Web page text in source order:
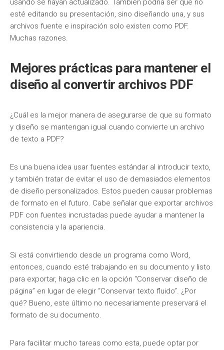
usando se hayan actualizado. También podría ser que no
esté editando su presentación, sino diseñando una, y sus
archivos fuente e inspiración solo existen como PDF.
Muchas razones.
Mejores prácticas para mantener el
diseño al convertir archivos PDF
¿Cuál es la mejor manera de asegurarse de que su formato
y diseño se mantengan igual cuando convierte un archivo
de texto a PDF?
Es una buena idea usar fuentes estándar al introducir texto,
y también tratar de evitar el uso de demasiados elementos
de diseño personalizados. Estos pueden causar problemas
de formato en el futuro. Cabe señalar que exportar archivos
PDF con fuentes incrustadas puede ayudar a mantener la
consistencia y la apariencia.
Si está convirtiendo desde un programa como Word,
entonces, cuando esté trabajando en su documento y listo
para exportar, haga clic en la opción “Conservar diseño de
página” en lugar de elegir “Conservar texto fluido”. ¿Por
qué? Bueno, este último no necesariamente preservará el
formato de su documento.
Para facilitar mucho tareas como esta, puede optar por